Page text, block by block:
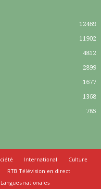
12469
11902
4812
2899
1677
1368
785
International
Culture
RTB Télévision en direct
Langues nationales